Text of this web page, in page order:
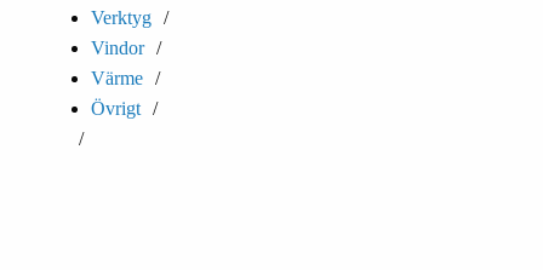
Verktyg
Vindor
Värme
Övrigt